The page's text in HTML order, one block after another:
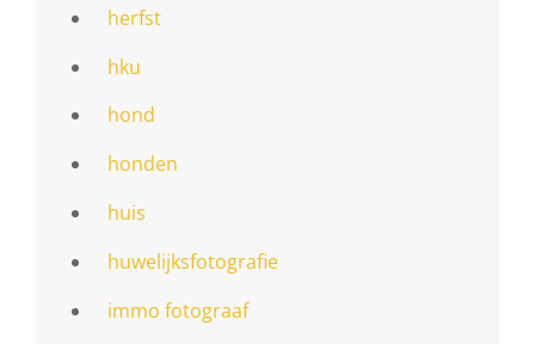
herfst
hku
hond
honden
huis
huwelijksfotografie
immo fotograaf